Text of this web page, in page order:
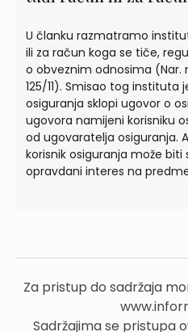
U članku razmatramo
ili za račun koga se tiče,
o obveznim odnosima (Nar.
125/11). Smisao tog instituta
osiguranja sklopi ugovor o
ugovora namijeni korisniku
od ugovaratelja osiguranja.
korisnik osiguranja može
opravdani interes na
Za pristup do sadržaja
Sadržajima se pristupa